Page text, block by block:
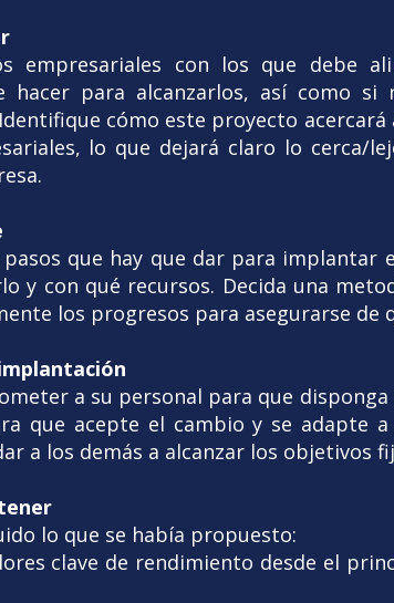
empresariales con los que debe
hacer para alcanzarlos, así como si
cómo este proyecto acercará
lo que dejará claro lo cerca/
que hay que dar para implantar
y con qué recursos. Decida una
los progresos para asegurarse de
a su personal para que
que acepte el cambio y se adapte
a los demás a alcanzar los objetivos
lo que se había propuesto:
clave de rendimiento desde el